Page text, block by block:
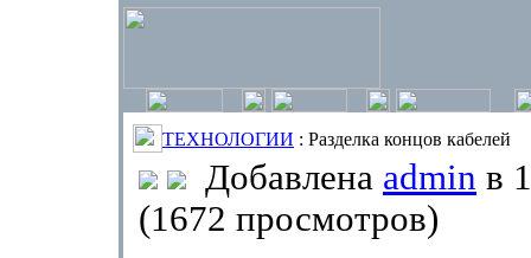
ТЕХНОЛОГИИ : Разделка концов кабелей
Добавлена admin в
(1672 просмотров)